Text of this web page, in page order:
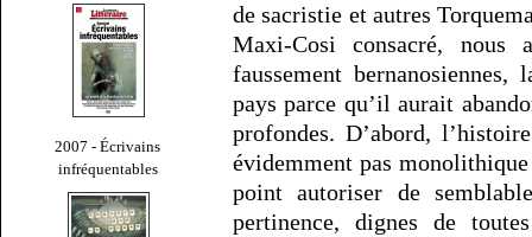
2007 - Écrivains
infréquentables
de sacristie et autres
Maxi-Cosi consacré, nous
faussement
pays parce qu’il aurait
profondes. D’abord,
évidemment pas
point autoriser de
pertinence, dignes de